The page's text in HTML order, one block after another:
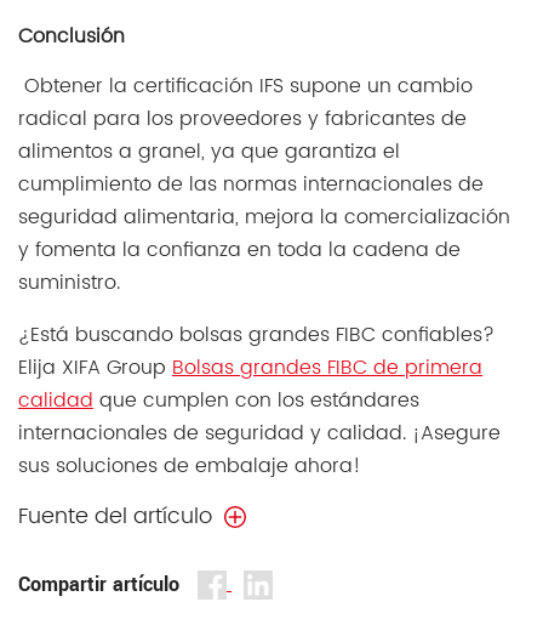
Conclusión
Obtener la certificación IFS supone un cambio
radical para los proveedores y fabricantes de
alimentos a granel, ya que garantiza el
cumplimiento de las normas internacionales de
seguridad alimentaria, mejora la comercialización
y fomenta la confianza en toda la cadena de
suministro.
¿Está buscando bolsas grandes FIBC confiables?
Elija XIFA Group Bolsas grandes FIBC de primera
calidadque cumplen con los estándares
internacionales de seguridad y calidad. ¡Asegure
sus soluciones de embalaje ahora!
Fuente del artículo
Compartir artículo